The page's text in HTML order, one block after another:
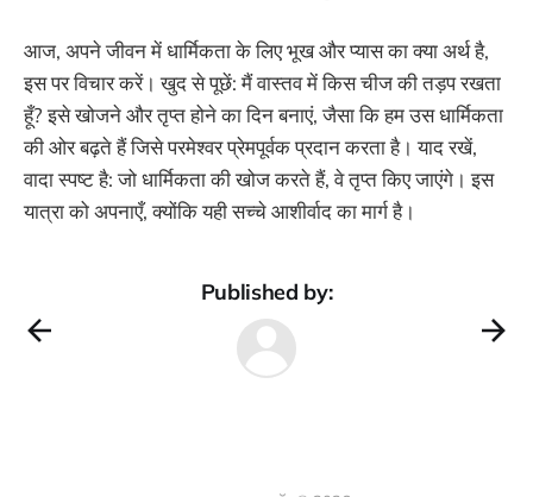
आज, अपने जीवन में धार्मिकता के लिए भूख और प्यास का क्या अर्थ है,
इस पर विचार करें। खुद से पूछें: मैं वास्तव में किस चीज की तड़प रखता
हूँ? इसे खोजने और तृप्त होने का दिन बनाएं, जैसा कि हम उस धार्मिकता
की ओर बढ़ते हैं जिसे परमेश्वर प्रेमपूर्वक प्रदान करता है। याद रखें,
वादा स्पष्ट है: जो धार्मिकता की खोज करते हैं, वे तृप्त किए जाएंगे। इस
यात्रा को अपनाएँ, क्योंकि यही सच्चे आशीर्वाद का मार्ग है।
Published by: